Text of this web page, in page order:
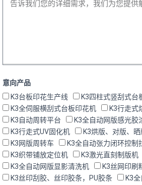
意向产品
K3台板印花生产线
K3四柱式竖刮式台
K3全伺服横刮式台板印花机
K3行走式
K3自动周转平台
K3全自动网版感光胶
K3行走式UV固化机
K3烘版、对版、
K3网版周转车
K3全自动张力闭环控制
K3织带铺放定位机
K3激光直刻制版机
K3全自动网版显影清洗机
K3丝网印刷
K3丝印刮胶、丝印胶条，PU胶条
K3